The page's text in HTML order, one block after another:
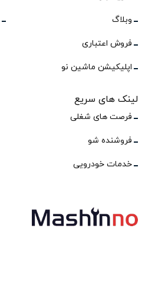
وبلاگ
فروش اعتباری
اپلیکیشن ماشین نو
لینک های سریع
فرصت های شغلی
فروشنده شو
خدمات خودرویی